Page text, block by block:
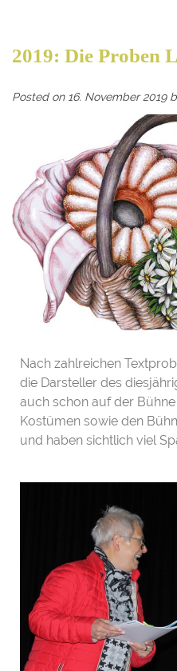
2019: Die Proben
Posted on 16. November 2019
Nach zahlreichen
die Darsteller des
auch schon auf der
Kostümen sowie den
und haben sichtlich viel